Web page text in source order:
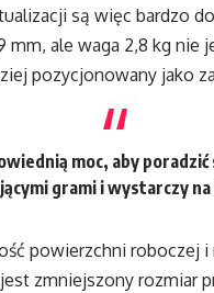
są więc bardzo
mm, ale waga 2,8 kg
pozycjonowany jako
moc, aby
grami i wystarczy na
powierzchni roboczej
zmniejszony rozmiar